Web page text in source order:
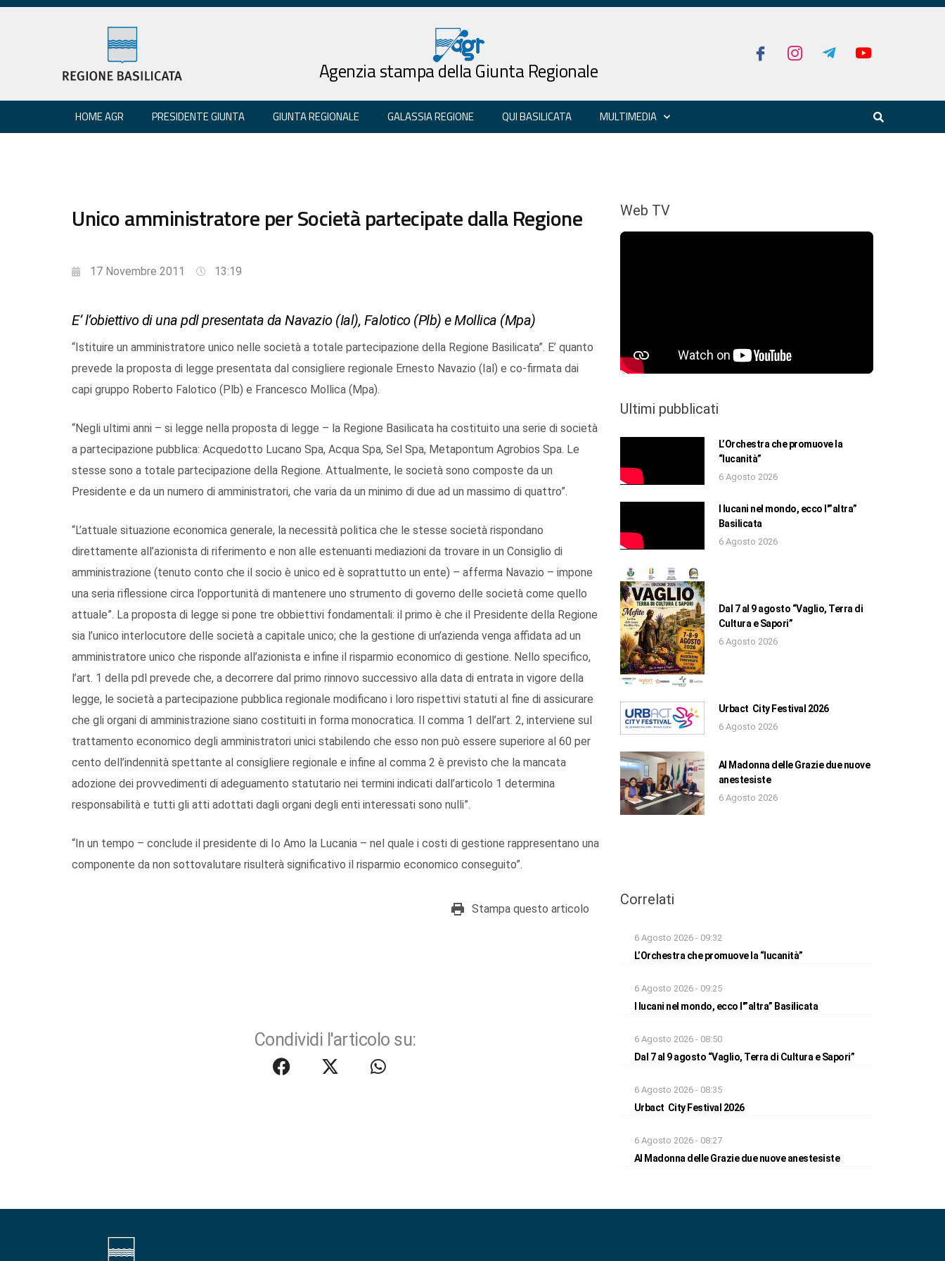
Agenzia stampa della Giunta Regionale
HOME AGR PRESIDENTE GIUNTA GIUNTA REGIONALE GALASSIA REGIONE QUI BASILICATA MULTIMEDIA
Unico amministratore per Società partecipate dalla Regione
17 Novembre 2011 13:19
E’ l’obiettivo di una pdl presentata da Navazio (Ial), Falotico (Plb) e Mollica (Mpa)
“Istituire un amministratore unico nelle società a totale partecipazione della Regione Basilicata”. E’ quanto
prevede la proposta di legge presentata dal consigliere regionale Ernesto Navazio (Ial) e co-firmata dai
capi gruppo Roberto Falotico (Plb) e Francesco Mollica (Mpa).
“Negli ultimi anni – si legge nella proposta di legge – la Regione Basilicata ha costituito una serie di società
a partecipazione pubblica: Acquedotto Lucano Spa, Acqua Spa, Sel Spa, Metapontum Agrobios Spa. Le
stesse sono a totale partecipazione della Regione. Attualmente, le società sono composte da un
Presidente e da un numero di amministratori, che varia da un minimo di due ad un massimo di quattro”.
“L’attuale situazione economica generale, la necessità politica che le stesse società rispondano
direttamente all’azionista di riferimento e non alle estenuanti mediazioni da trovare in un Consiglio di
amministrazione (tenuto conto che il socio è unico ed è soprattutto un ente) – afferma Navazio – impone
una seria riflessione circa l’opportunità di mantenere uno strumento di governo delle società come quello
attuale”. La proposta di legge si pone tre obbiettivi fondamentali: il primo è che il Presidente della Regione
sia l’unico interlocutore delle società a capitale unico; che la gestione di un’azienda venga affidata ad un
amministratore unico che risponde all’azionista e infine il risparmio economico di gestione. Nello specifico,
l’art. 1 della pdl prevede che, a decorrere dal primo rinnovo successivo alla data di entrata in vigore della
legge, le società a partecipazione pubblica regionale modificano i loro rispettivi statuti al fine di assicurare
che gli organi di amministrazione siano costituiti in forma monocratica. Il comma 1 dell’art. 2, interviene sul
trattamento economico degli amministratori unici stabilendo che esso non può essere superiore al 60 per
cento dell’indennità spettante al consigliere regionale e infine al comma 2 è previsto che la mancata
adozione dei provvedimenti di adeguamento statutario nei termini indicati dall’articolo 1 determina
responsabilità e tutti gli atti adottati dagli organi degli enti interessati sono nulli”.
“In un tempo – conclude il presidente di Io Amo la Lucania – nel quale i costi di gestione rappresentano una
componente da non sottovalutare risulterà significativo il risparmio economico conseguito”.
Stampa questo articolo
Condividi l'articolo su:
Web TV
Ultimi pubblicati
L’Orchestra che promuove la
“lucanità”
6 Agosto 2026
I lucani nel mondo, ecco l'”altra”
Basilicata
6 Agosto 2026
Dal 7 al 9 agosto “Vaglio, Terra di
Cultura e Sapori”
6 Agosto 2026
Urbact City Festival 2026
6 Agosto 2026
Al Madonna delle Grazie due nuove
anestesiste
6 Agosto 2026
Correlati
6 Agosto 2026 - 09:32
L’Orchestra che promuove la “lucanità”
6 Agosto 2026 - 09:25
I lucani nel mondo, ecco l'”altra” Basilicata
6 Agosto 2026 - 08:50
Dal 7 al 9 agosto “Vaglio, Terra di Cultura e Sapori”
6 Agosto 2026 - 08:35
Urbact City Festival 2026
6 Agosto 2026 - 08:27
Al Madonna delle Grazie due nuove anestesiste